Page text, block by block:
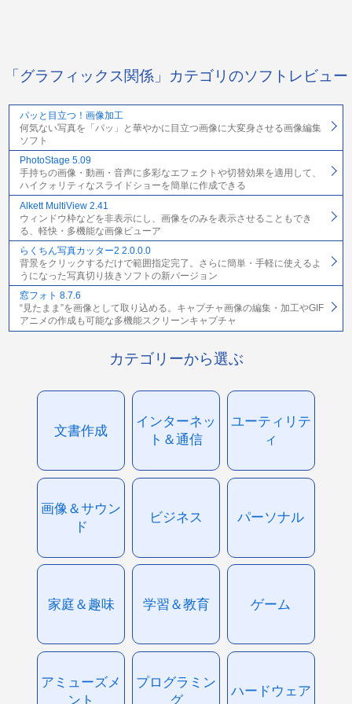
「グラフィックス関係」カテゴリのソフトレビュー
パッと目立つ！画像加工
何気ない写真を「パッ」と華やかに目立つ画像に大変身させる画像編集
ソフト
PhotoStage 5.09
手持ちの画像・動画・音声に多彩なエフェクトや切替効果を適用して、
ハイクォリティなスライドショーを簡単に作成できる
Alkett MultiView 2.41
ウィンドウ枠などを非表示にし、画像をのみを表示させることもでき
る、軽快・多機能な画像ビューア
らくちん写真カッター2 2.0.0.0
背景をクリックするだけで範囲指定完了。さらに簡単・手軽に使えるよ
うになった写真切り抜きソフトの新バージョン
窓フォト 8.7.6
“見たまま”を画像として取り込める。キャプチャ画像の編集・加工やGIF
アニメの作成も可能な多機能スクリーンキャプチャ
カテゴリーから選ぶ
文書作成
インターネッ
ト＆通信
ユーティリテ
ィ
画像＆サウン
ド
ビジネス パーソナル
家庭＆趣味 学習＆教育 ゲーム
アミューズメ
ント
プログラミン
グ
ハードウェア